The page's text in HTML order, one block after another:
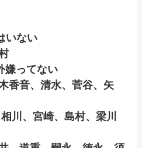
いない
嫌ってない
香音、清水、菅谷、矢
川、宮崎、島村、梁川